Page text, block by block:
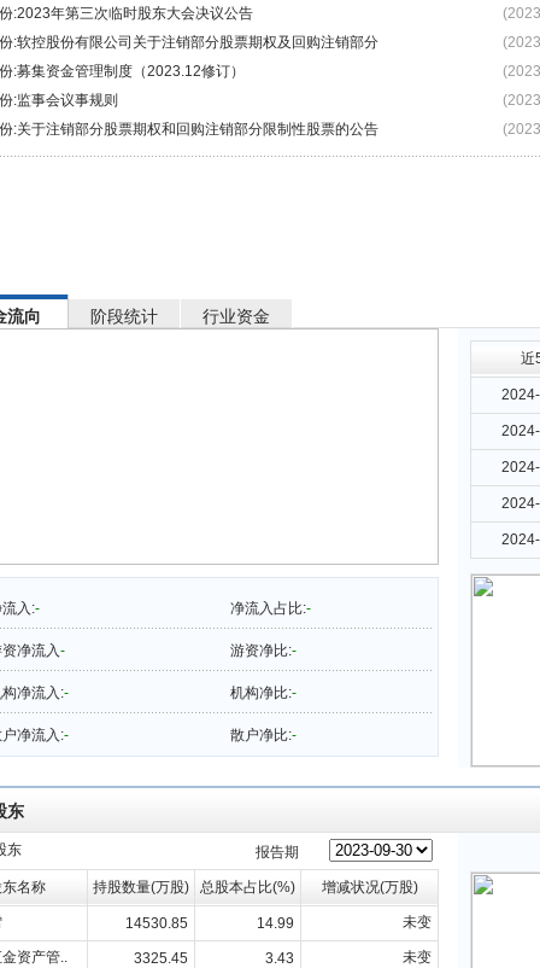
:2023年第三次临时股东大会决议公告
:软控股份有限公司关于注销部分股票期权及回购注销部分
:募集资金管理制度（2023.12修订）
:监事会议事规则
:关于注销部分股票期权和回购注销部分限制性股票的公告
流向 阶段统计 行业资金
入:- 净流入占比:-
净流入- 游资净比:-
净流入:- 机构净比:-
净流入:- 散户净比:-
近
东
东 报告期
名称 持股数量(万股) 总股本占比(%) 增减状况(万股)
14530.85 14.99 未变
资产管.. 3325.45 3.43 未变